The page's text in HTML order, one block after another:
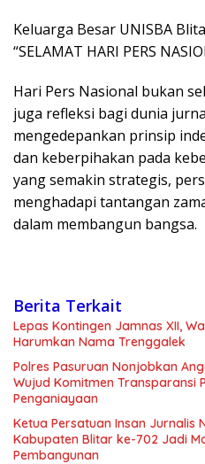
Keluarga Besar UNISBA
“SELAMAT HARI PERS
Hari Pers Nasional bukan
juga refleksi bagi dunia
mengedepankan prinsip
dan keberpihakan pada
yang semakin strategis,
menghadapi tantangan
dalam membangun bangsa.
Berita Terkait
Lepas Kontingen Jamnas XII,
Harumkan Nama Trenggalek
Polres Pasuruan Nonjobkan
Wujud Komitmen Transparansi
Penganiayaan
Ketua Persatuan Insan Jurnalis
Kabupaten Blitar ke-702 Jadi
Pembangunan